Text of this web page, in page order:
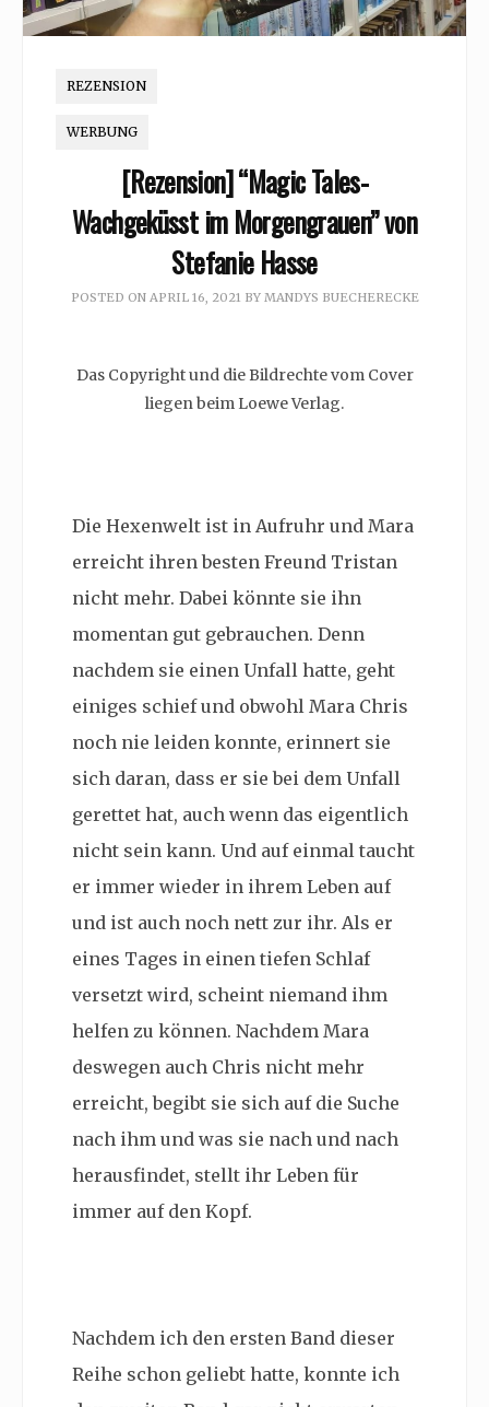
REZENSION
WERBUNG
[Rezension] “Magic Tales-
Wachgeküsst im Morgengrauen” von
Stefanie Hasse
POSTED ON APRIL 16, 2021 BY MANDYS BUECHERECKE
Das Copyright und die Bildrechte vom Cover
liegen beim Loewe Verlag.
Die Hexenwelt ist in Aufruhr und Mara
erreicht ihren besten Freund Tristan
nicht mehr. Dabei könnte sie ihn
momentan gut gebrauchen. Denn
nachdem sie einen Unfall hatte, geht
einiges schief und obwohl Mara Chris
noch nie leiden konnte, erinnert sie
sich daran, dass er sie bei dem Unfall
gerettet hat, auch wenn das eigentlich
nicht sein kann. Und auf einmal taucht
er immer wieder in ihrem Leben auf
und ist auch noch nett zur ihr. Als er
eines Tages in einen tiefen Schlaf
versetzt wird, scheint niemand ihm
helfen zu können. Nachdem Mara
deswegen auch Chris nicht mehr
erreicht, begibt sie sich auf die Suche
nach ihm und was sie nach und nach
herausfindet, stellt ihr Leben für
immer auf den Kopf.
Nachdem ich den ersten Band dieser
Reihe schon geliebt hatte, konnte ich